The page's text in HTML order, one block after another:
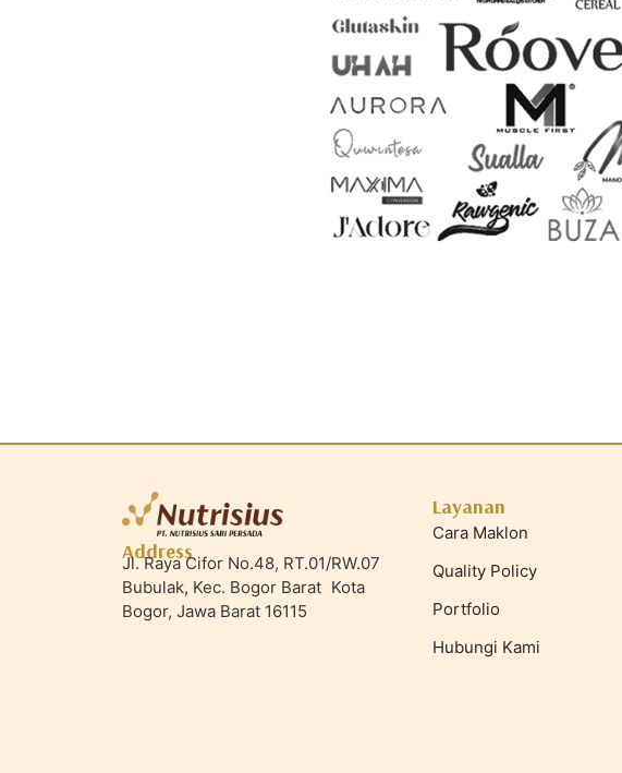
Address
Jl. Raya Cifor No.48, RT.01/RW.07
Bubulak, Kec. Bogor Barat Kota
Bogor, Jawa Barat 16115
Layanan
Cara Maklon
Quality Policy
Portfolio
Hubungi Kami